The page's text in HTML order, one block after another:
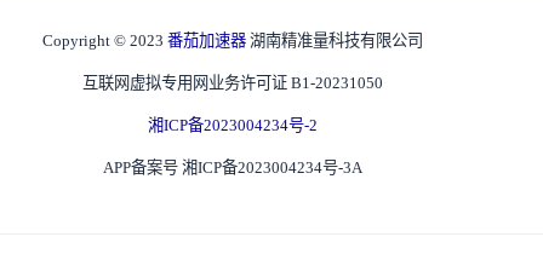
Copyright © 2023 番茄加速器 湖南精准量科技有限公司
互联网虚拟专用网业务许可证 B1-20231050
湘ICP备2023004234号-2
APP备案号 湘ICP备2023004234号-3A